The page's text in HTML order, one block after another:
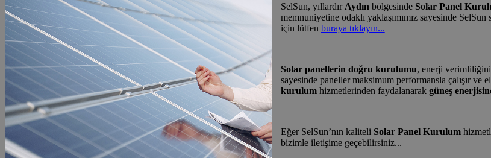
SelSun, yıllardır Aydın bölgesinde Solar Panel
memnuniyetine odaklı yaklaşımımız sayesinde
için lütfen buraya tıklayın...
Solar panellerin doğru kurulumu, enerji verimliliğini
sayesinde paneller maksimum performansla çalışır
kurulumhizmetlerinden faydalanarak güneş
Eğer SelSun’nın kaliteli Solar Panel Kurulum
bizimle iletişime geçebilirsiniz...